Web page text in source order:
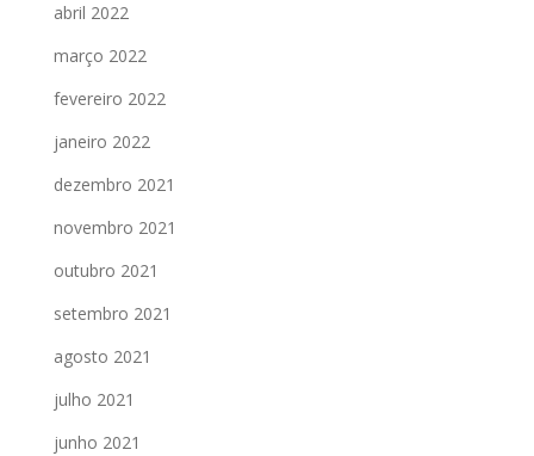
abril 2022
março 2022
fevereiro 2022
janeiro 2022
dezembro 2021
novembro 2021
outubro 2021
setembro 2021
agosto 2021
julho 2021
junho 2021